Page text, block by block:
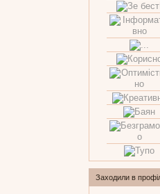
Заходили в